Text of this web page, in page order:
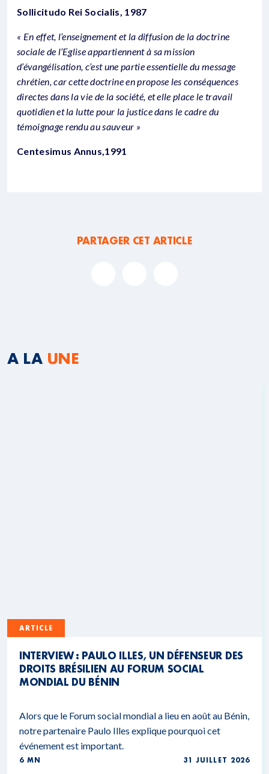
Sollicitudo Rei Socialis, 1987
« En effet, l’enseignement et la diffusion de la doctrine
sociale de l’Eglise appartiennent à sa mission
d’évangélisation, c’est une partie essentielle du message
chrétien, car cette doctrine en propose les conséquences
directes dans la vie de la société, et elle place le travail
quotidien et la lutte pour la justice dans le cadre du
témoignage rendu au sauveur »
Centesimus Annus,1991
PARTAGER CET ARTICLE
A LA UNE
ARTICLE
INTERVIEW : PAULO ILLES, UN DÉFENSEUR DES
DROITS BRÉSILIEN AU FORUM SOCIAL
MONDIAL DU BÉNIN
Alors que le Forum social mondial a lieu en août au Bénin,
notre partenaire Paulo Illes explique pourquoi cet
événement est important.
6 MN 31 JUILLET 2026